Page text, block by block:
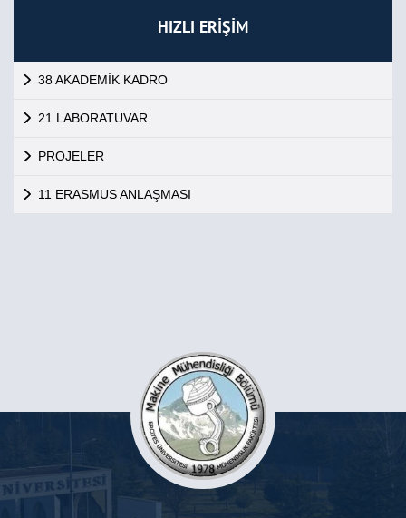
HIZLI ERİŞİM
38 AKADEMİK KADRO
21 LABORATUVAR
PROJELER
11 ERASMUS ANLAŞMASI